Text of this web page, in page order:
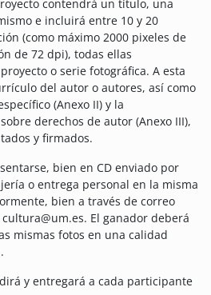
contendrá un título, una
e incluirá entre 10 y 20
(como máximo 2000 pixeles de
de 72 dpi), todas ellas
o serie fotográfica. A esta
del autor o autores, así como
(Anexo II) y la
derechos de autor (Anexo III),
y firmados.
bien en CD enviado por
o entrega personal en la misma
bien a través de correo
El ganador deberá
mismas fotos en una calidad
y entregará a cada participante